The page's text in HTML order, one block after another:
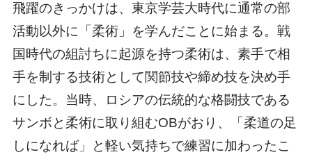
飛躍のきっかけは、東京学芸大時代に通常の部
活動以外に「柔術」を学んだことに始まる。戦
国時代の組討ちに起源を持つ柔術は、素手で相
手を制する技術として関節技や締め技を決め手
にした。当時、ロシアの伝統的な格闘技である
サンボと柔術に取り組むOBがおり、「柔道の足
しになれば」と軽い気持ちで練習に加わったこ